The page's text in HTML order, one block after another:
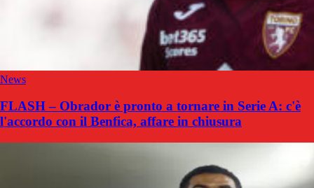
News
FLASH – Obrador è pronto a tornare in Serie A: c'è
l'accordo con il Benfica, affare in chiusura